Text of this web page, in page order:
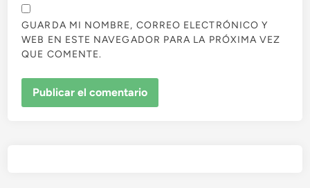
GUARDA MI NOMBRE, CORREO ELECTRÓNICO Y
WEB EN ESTE NAVEGADOR PARA LA PRÓXIMA VEZ
QUE COMENTE.